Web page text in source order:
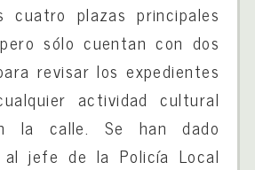
plazas principales
sólo cuentan con dos
revisar los expedientes
actividad cultural
la calle. Se han dado
al jefe de la Policía Local